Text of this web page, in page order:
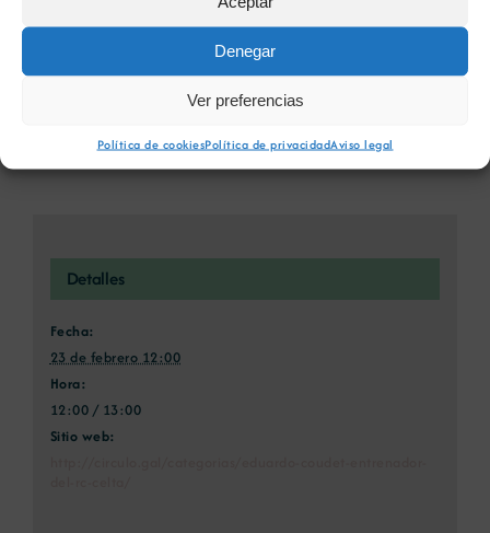
Denegar
Ver preferencias
Política de cookiesPolítica de privacidadAviso legal
historia de las mismas y el patrimonio
Detalles
Fecha:
23 de febrero 12:00
Hora:
12:00 / 13:00
Sitio web: